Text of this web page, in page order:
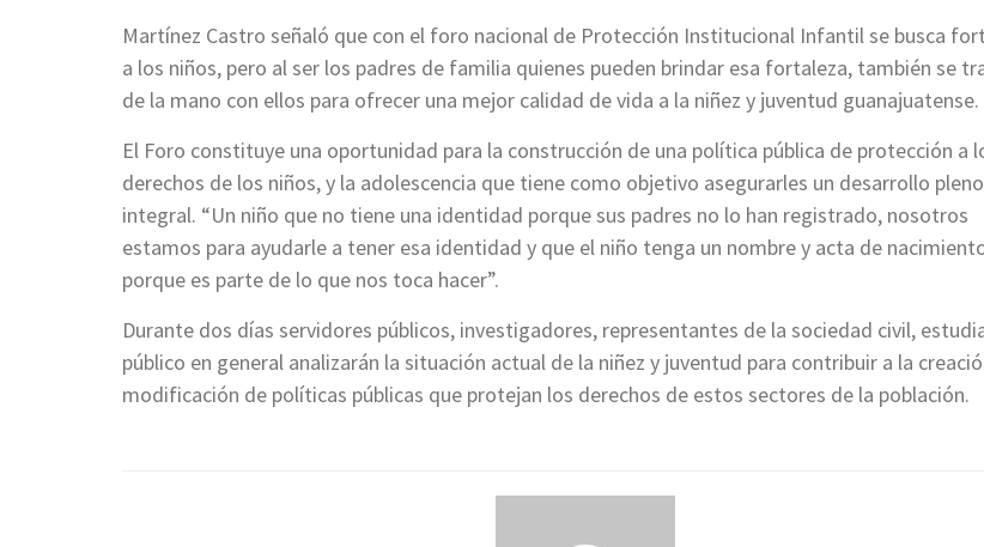
Martínez Castro señaló que con el foro nacional de Protección Institucional Infantil se busca
a los niños, pero al ser los padres de familia quienes pueden brindar esa fortaleza, también se
de la mano con ellos para ofrecer una mejor calidad de vida a la niñez y juventud guanajuatense.
El Foro constituye una oportunidad para la construcción de una política pública de protección a
derechos de los niños, y la adolescencia que tiene como objetivo asegurarles un desarrollo
integral. “Un niño que no tiene una identidad porque sus padres no lo han registrado, nosotros
estamos para ayudarle a tener esa identidad y que el niño tenga un nombre y acta de
porque es parte de lo que nos toca hacer”.
Durante dos días servidores públicos, investigadores, representantes de la sociedad civil,
público en general analizarán la situación actual de la niñez y juventud para contribuir a la
modificación de políticas públicas que protejan los derechos de estos sectores de la población.